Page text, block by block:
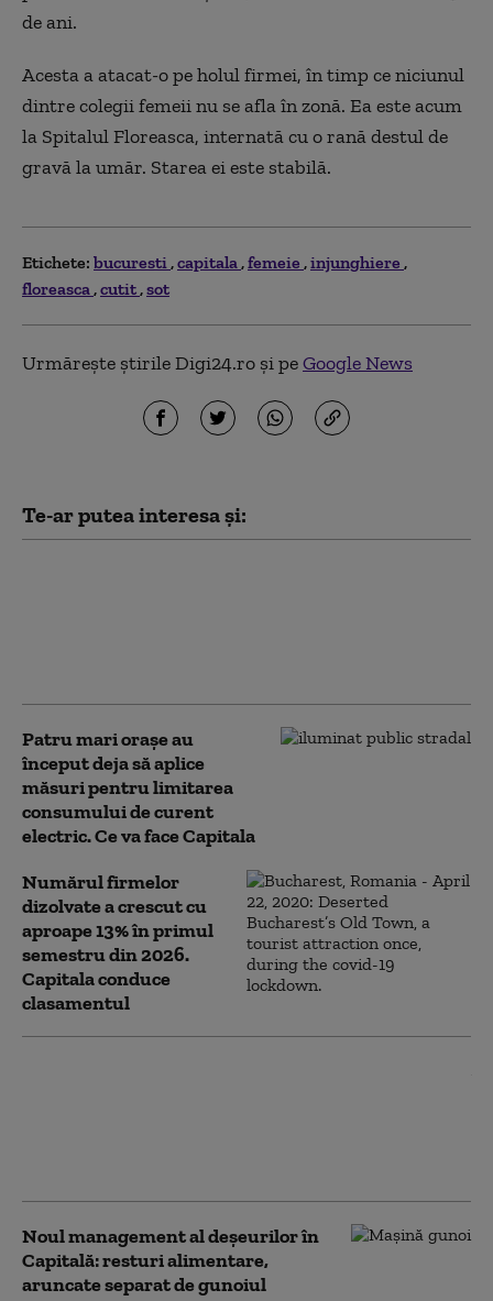
de ani.
Acesta a atacat-o pe holul firmei, în timp ce niciunul
dintre colegii femeii nu se afla în zonă. Ea este acum
la Spitalul Floreasca, internată cu o rană destul de
gravă la umăr. Starea ei este stabilă.
Etichete: bucuresti capitala femeie injunghiere
floreasca cutit sot
Urmărește știrile Digi24.ro și peGoogle News
Te-ar putea interesa și:
Patru mari orașe au
început deja să aplice
măsuri pentru limitarea
consumului de curent
electric. Ce va face Capitala
Numărul firmelor
dizolvate a crescut cu
aproape 13% în primul
semestru din 2026.
Capitala conduce
clasamentul
Noul management al deşeurilor în
Capitală: resturi alimentare,
aruncate separat de gunoiul